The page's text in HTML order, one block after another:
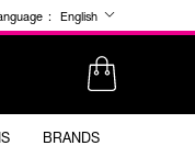
: English
BRANDS